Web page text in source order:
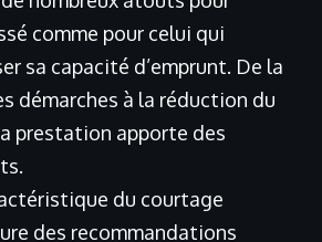
comme pour celui qui
sa capacité d’emprunt. De la
démarches à la réduction du
prestation apporte des
du courtage
des recommandations